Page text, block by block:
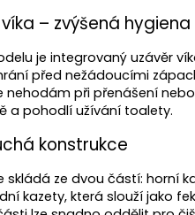
– zvýšená
je integrovaný uzávěr
před nežádoucími
nehodám při přenášení
a pohodlí užívání toalety.
konstrukce
skládá ze dvou částí: horní
kazety, která slouží jako